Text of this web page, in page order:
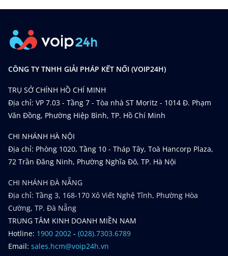
CÔNG TY TNHH GIẢI PHÁP KẾT NỐI (VOIP24H)
TRỤ SỞ CHÍNH HỒ CHÍ MINH
Địa chỉ: VP 7.03 - Tầng 7 - Tòa nhà ST Moritz - 1014 Đ. Phạm
Văn Đồng, Phường Hiệp Bình, TP. Hồ Chí Minh
CHI NHÁNH HÀ NỘI
Địa chỉ: Phòng 1020, Tầng 10 - Tháp Tây, Toà Hancorp Plaza,
72 Trần Đăng Ninh, Phường Nghĩa Đô, TP. Hà Nội
CHI NHÁNH ĐÀ NẴNG
Địa chỉ: Tầng 3, 168-170 Xô Viết Nghệ Tĩnh, Phường Hòa
Cường, TP. Đà Nẵng
TRUNG TÂM KINH DOANH MIỀN NAM
Hotline: 1900 2002 - (028).7303.6789
Email: sales.hcm@voip24h.vn